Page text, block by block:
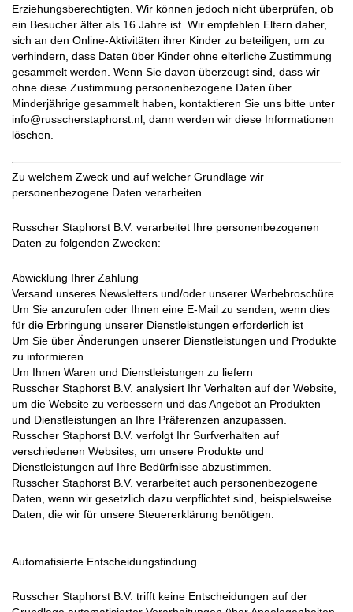
Erziehungsberechtigten. Wir können jedoch nicht überprüfen, ob
ein Besucher älter als 16 Jahre ist. Wir empfehlen Eltern daher,
sich an den Online-Aktivitäten ihrer Kinder zu beteiligen, um zu
verhindern, dass Daten über Kinder ohne elterliche Zustimmung
gesammelt werden. Wenn Sie davon überzeugt sind, dass wir
ohne diese Zustimmung personenbezogene Daten über
Minderjährige gesammelt haben, kontaktieren Sie uns bitte unter
info@russcherstaphorst.nl, dann werden wir diese Informationen
löschen.
Zu welchem Zweck und auf welcher Grundlage wir
personenbezogene Daten verarbeiten
Russcher Staphorst B.V. verarbeitet Ihre personenbezogenen
Daten zu folgenden Zwecken:
Abwicklung Ihrer Zahlung
Versand unseres Newsletters und/oder unserer Werbebroschüre
Um Sie anzurufen oder Ihnen eine E-Mail zu senden, wenn dies
für die Erbringung unserer Dienstleistungen erforderlich ist
Um Sie über Änderungen unserer Dienstleistungen und Produkte
zu informieren
Um Ihnen Waren und Dienstleistungen zu liefern
Russcher Staphorst B.V. analysiert Ihr Verhalten auf der Website,
um die Website zu verbessern und das Angebot an Produkten
und Dienstleistungen an Ihre Präferenzen anzupassen.
Russcher Staphorst B.V. verfolgt Ihr Surfverhalten auf
verschiedenen Websites, um unsere Produkte und
Dienstleistungen auf Ihre Bedürfnisse abzustimmen.
Russcher Staphorst B.V. verarbeitet auch personenbezogene
Daten, wenn wir gesetzlich dazu verpflichtet sind, beispielsweise
Daten, die wir für unsere Steuererklärung benötigen.
Automatisierte Entscheidungsfindung
Russcher Staphorst B.V. trifft keine Entscheidungen auf der